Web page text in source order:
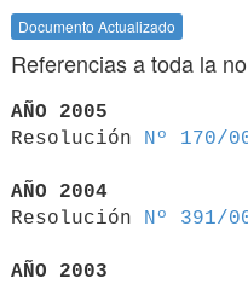
Documento Actualizado
Referencias a toda la
AÑO 2005
Resolución
Nº 170/
AÑO 2004
Resolución
Nº 391/
AÑO 2003